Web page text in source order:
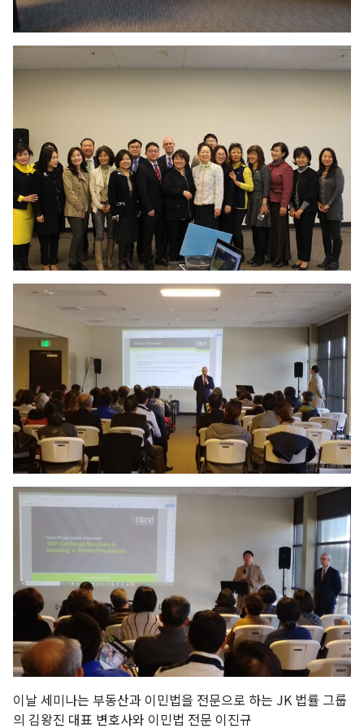
이날 세미나는 부동산과 이민법을 전문으로 하는 JK 법률 그룹
의 김왕진 대표 변호사와 이민법 전문 이진규